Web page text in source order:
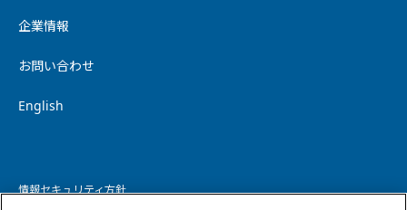
企業情報
お問い合わせ
English
情報セキュリティ方針